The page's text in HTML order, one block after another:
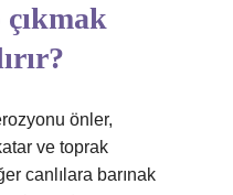
önler,
ve toprak
canlılara barınak